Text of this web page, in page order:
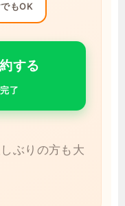
もOK
する
了
ぶりの方も大